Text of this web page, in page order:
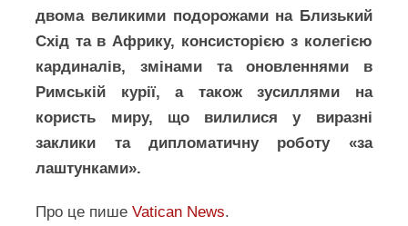
двома великими подорожами на Близький
Схід та в Африку, консисторією з колегією
кардиналів, змінами та оновленнями в
Римській курії, а також зусиллями на
користь миру, що вилилися у виразні
заклики та дипломатичну роботу «за
лаштунками».
Про це пишеVatican News.